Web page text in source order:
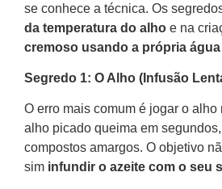
se conhece a técnica. Os
da temperatura do alho e na
cremoso usando a própria
Segredo 1: O Alho (Infusão
O erro mais comum é jogar o alho
alho picado queima em
compostos amargos. O objetivo
sim infundir o azeite com o seu